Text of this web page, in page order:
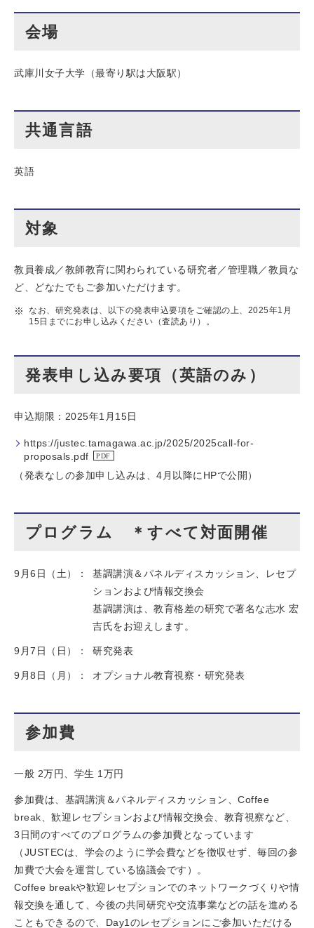
会場
武庫川女子大学（最寄り駅は大阪駅）
共通言語
英語
対象
教員養成／教師教育に関わられている研究者／管理職／教員な
ど、どなたでもご参加いただけます。
なお、研究発表は、以下の発表申込要項をご確認の上、2025年1月
15日までにお申し込みください（査読あり）。
発表申し込み要項（英語のみ）
申込期限：2025年1月15日
https://justec.tamagawa.ac.jp/2025/2025call-for-
proposals.pdf
（発表なしの参加申し込みは、4月以降にHPで公開）
プログラム ＊すべて対面開催
9月6日（土）：
基調講演＆パネルディスカッション、レセプ
ションおよび情報交換会
基調講演は、教育格差の研究で著名な志水 宏
吉氏をお迎えします。
9月7日（日）： 研究発表
9月8日（月）： オプショナル教育視察・研究発表
参加費
一般 2万円、学生 1万円
参加費は、基調講演＆パネルディスカッション、Coffee
break、歓迎レセプションおよび情報交換会、教育視察など、
3日間のすべてのプログラムの参加費となっています
（JUSTECは、学会のように学会費などを徴収せず、毎回の参
加費で大会を運営している協議会です）。
Coffee breakや歓迎レセプションでのネットワークづくりや情
報交換を通して、今後の共同研究や交流事業などの話を進める
こともできるので、Day1のレセプションにご参加いただける